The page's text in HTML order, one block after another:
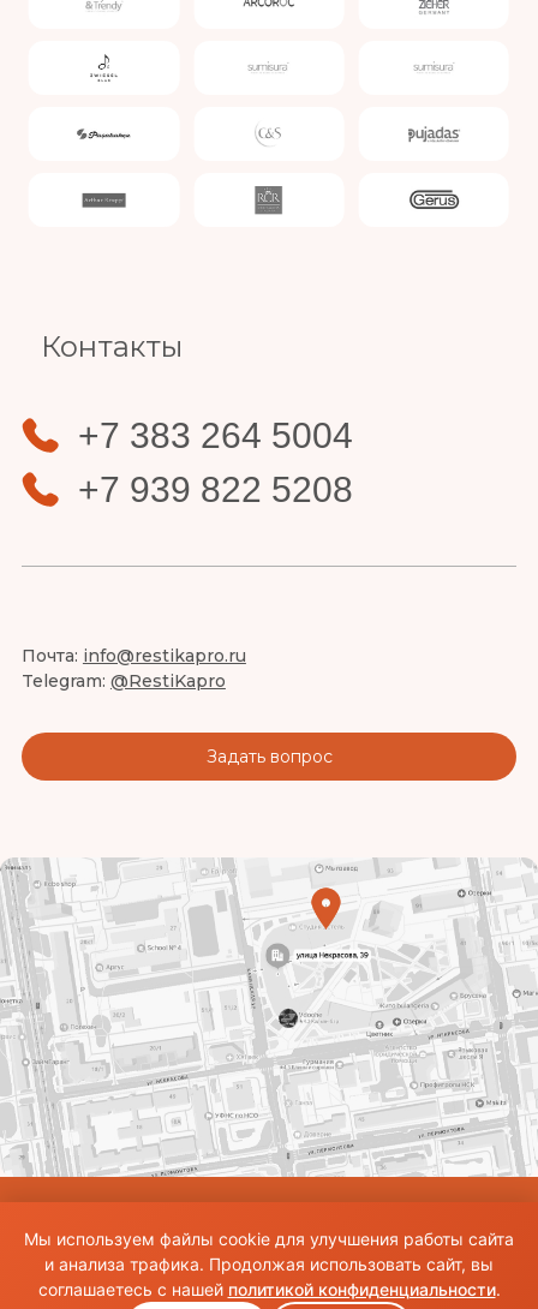
Контакты
+7 383 264 5004
+7 939 822 5208
Почта: info@restikapro.ru
Telegram: @RestiKapro
Задать вопрос
ссылки на источник. Все права на изображения и тексты принадлежат их
авторам.Общие правила и публичная оферта
Мы используем файлы cookie для улучшения работы сайта
и анализа трафика. Продолжая использовать сайт, вы
соглашаетесь с нашей политикой конфиденциальности.